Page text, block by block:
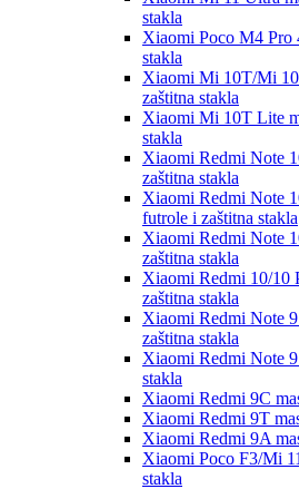
stakla
Xiaomi Poco M4 Pro
stakla
Xiaomi Mi 10T/Mi
zaštitna stakla
Xiaomi Mi 10T Lite
stakla
Xiaomi Redmi Note
zaštitna stakla
Xiaomi Redmi Note
futrole i zaštitna stakla
Xiaomi Redmi Note
zaštitna stakla
Xiaomi Redmi 10/10
zaštitna stakla
Xiaomi Redmi Note
zaštitna stakla
Xiaomi Redmi Note 9
stakla
Xiaomi Redmi 9C
Xiaomi Redmi 9T
Xiaomi Redmi 9A
Xiaomi Poco F3/Mi
stakla